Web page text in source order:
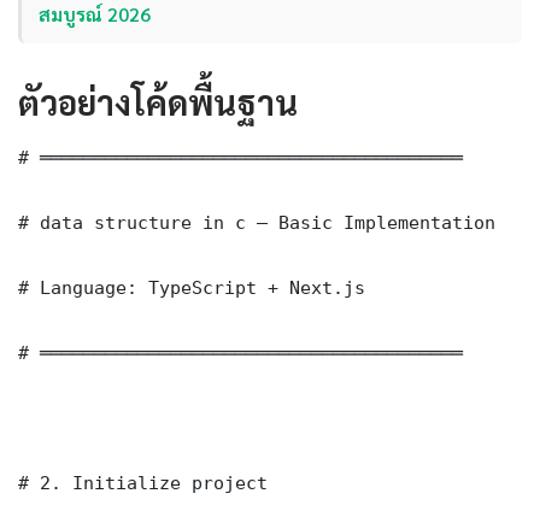
สมบูรณ์ 2026
ตัวอย่างโค้ดพื้นฐาน
# ═══════════════════════════════════════
# data structure in c — Basic Implementation
# Language: TypeScript + Next.js
# ═══════════════════════════════════════
# 2. Initialize project